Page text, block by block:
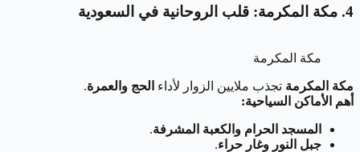
4. مكة المكرمة: قلب الروحانية في السعودية
مكة المكرمة
مكة المكرمة تجذب ملايين الزوار لأداء الحج والعمرة.
أهم الأماكن السياحية:
المسجد الحرام والكعبة المشرفة.
جبل النور وغار حراء.